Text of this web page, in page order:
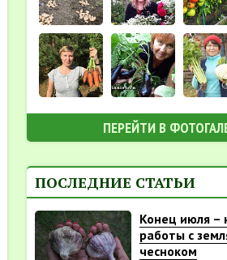
ПЕРЕЙТИ В
ПОСЛЕДНИЕ СТАТЬИ
Конец июля –
работы с
чесноком